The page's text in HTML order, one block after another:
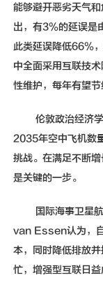
能够避开恶劣天气
出，有3%的延误是
此类延误降低66%
中全面采用互联技
性维护，每年有望节
伦敦政治经济学院传媒系亚历山大·格鲁斯博士表示，预计到
2035年空中飞机数
挑战。在满足不断
是关键的一步。
国际海事卫星航空部市场和业务发展高级副总裁Frederik
van Essen认为，
本，同时降低排放
忙，增强型互联日益